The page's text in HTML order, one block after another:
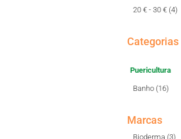
20 € - 30 € (4)
Categorias
Puericultura
Banho (16)
Marcas
Bioderma (3)